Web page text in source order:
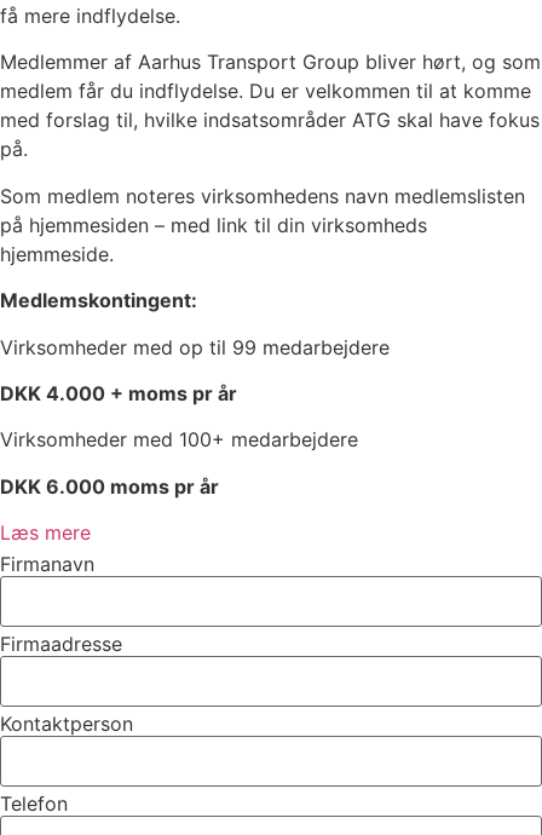
få mere indflydelse.
Medlemmer af Aarhus Transport Group bliver hørt, og som
medlem får du indflydelse. Du er velkommen til at komme
med forslag til, hvilke indsatsområder ATG skal have fokus
på.
Som medlem noteres virksomhedens navn medlemslisten
på hjemmesiden – med link til din virksomheds
hjemmeside.
Medlemskontingent:
Virksomheder med op til 99 medarbejdere
DKK 4.000 + moms pr år
Virksomheder med 100+ medarbejdere
DKK 6.000 moms pr år
Læs mere
Firmanavn
Firmaadresse
Kontaktperson
Telefon